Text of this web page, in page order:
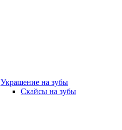
Украшение на зубы
Скайсы на зубы